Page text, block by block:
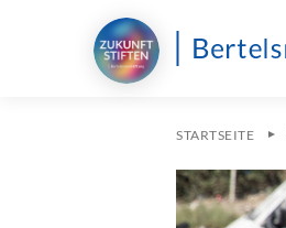
STARTSEITE